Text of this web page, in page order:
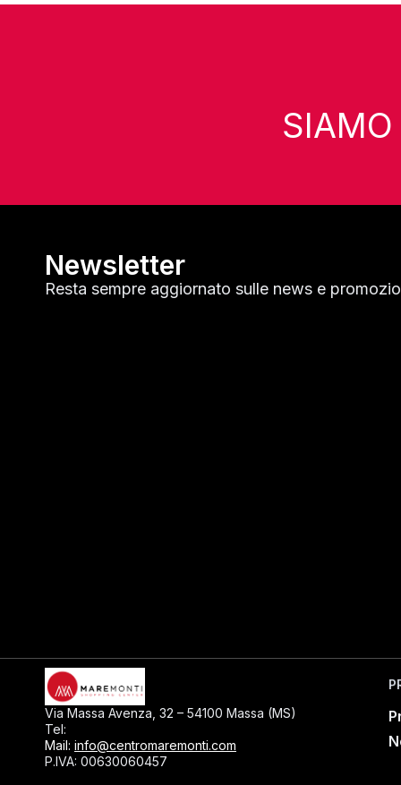
Newsletter
Resta sempre aggiornato sulle news e
Via Massa Avenza, 32 – 54100 Massa (MS)
Tel:
Mail: info@centromaremonti.com
P.IVA: 00630060457